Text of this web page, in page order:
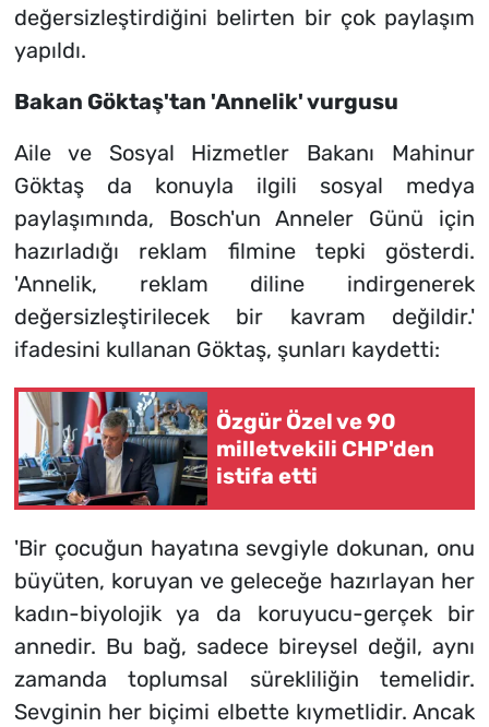
değersizleştirdiğini belirten bir çok paylaşım
yapıldı.
Bakan Göktaş'tan 'Annelik' vurgusu
Aile ve Sosyal Hizmetler Bakanı Mahinur
Göktaş da konuyla ilgili sosyal medya
paylaşımında, Bosch'un Anneler Günü için
hazırladığı reklam filmine tepki gösterdi.
'Annelik, reklam diline indirgenerek
değersizleştirilecek bir kavram değildir.'
ifadesini kullanan Göktaş, şunları kaydetti:
Özgür Özel ve 90
milletvekili CHP'den
istifa etti
'Bir çocuğun hayatına sevgiyle dokunan, onu
büyüten, koruyan ve geleceğe hazırlayan her
kadın-biyolojik ya da koruyucu-gerçek bir
annedir. Bu bağ, sadece bireysel değil, aynı
zamanda toplumsal sürekliliğin temelidir.
Sevginin her biçimi elbette kıymetlidir. Ancak